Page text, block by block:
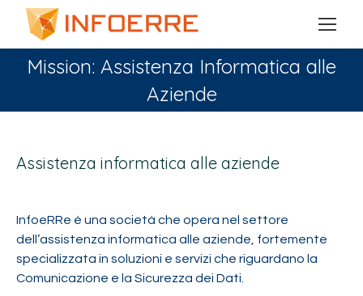
Mission: Assistenza Informatica alle
Aziende
Assistenza informatica alle aziende
InfoeRRe è una società che opera nel settore
dell’assistenza informatica alle aziende, fortemente
specializzata in soluzioni e servizi che riguardano la
Comunicazione e la Sicurezza dei Dati.